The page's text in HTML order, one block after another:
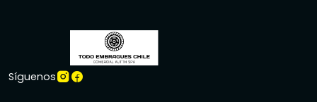
Síguenos